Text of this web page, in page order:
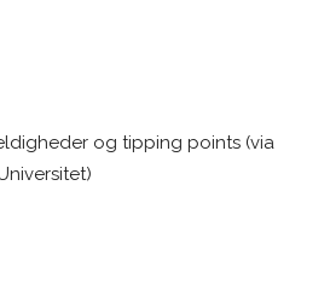
og tipping points (via